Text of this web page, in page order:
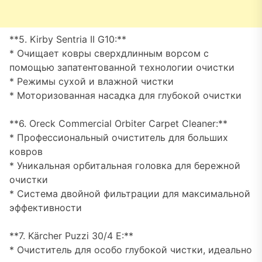
**5. Kirby Sentria II G10:**
* Очищает ковры сверхдлинным ворсом с
помощью запатентованной технологии очистки
* Режимы сухой и влажной чистки
* Моторизованная насадка для глубокой очистки
**6. Oreck Commercial Orbiter Carpet Cleaner:**
* Профессиональный очиститель для больших
ковров
* Уникальная орбитальная головка для бережной
очистки
* Система двойной фильтрации для максимальной
эффективности
**7. Kärcher Puzzi 30/4 E:**
* Очиститель для особо глубокой чистки, идеально